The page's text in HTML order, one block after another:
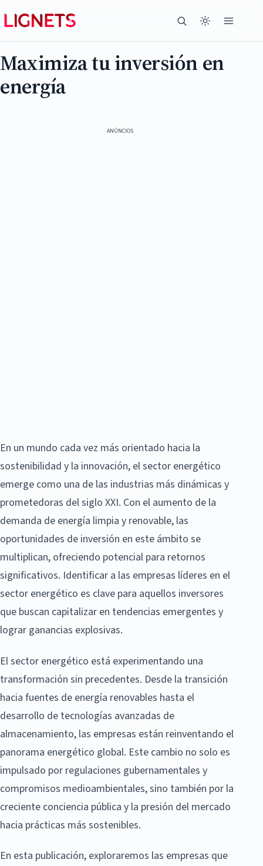
Maximiza tu inversión en
energía
ANÚNCIOS
En un mundo cada vez más orientado hacia la
sostenibilidad y la innovación, el sector energético
emerge como una de las industrias más dinámicas y
prometedoras del siglo XXI. Con el aumento de la
demanda de energía limpia y renovable, las
oportunidades de inversión en este ámbito se
multiplican, ofreciendo potencial para retornos
significativos. Identificar a las empresas líderes en el
sector energético es clave para aquellos inversores
que buscan capitalizar en tendencias emergentes y
lograr ganancias explosivas.
El sector energético está experimentando una
transformación sin precedentes. Desde la transición
hacia fuentes de energía renovables hasta el
desarrollo de tecnologías avanzadas de
almacenamiento, las empresas están reinventando el
panorama energético global. Este cambio no solo es
impulsado por regulaciones gubernamentales y
compromisos medioambientales, sino también por la
creciente conciencia pública y la presión del mercado
hacia prácticas más sostenibles.
En esta publicación, exploraremos las empresas que